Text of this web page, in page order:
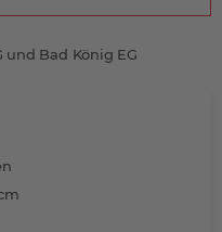
Bad König EG